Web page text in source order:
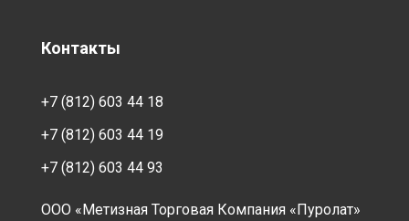
Контакты
+7 (812) 603 44 18
+7 (812) 603 44 19
+7 (812) 603 44 93
ООО «Метизная Торговая Компания «Пуролат»